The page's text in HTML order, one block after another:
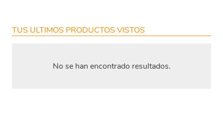
TUS ULTIMOS PRODUCTOS VISTOS
No se han encontrado resultados.